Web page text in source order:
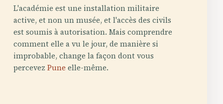
L'académie est une installation militaire
active, et non un musée, et l'accès des civils
est soumis à autorisation. Mais comprendre
comment elle a vu le jour, de manière si
improbable, change la façon dont vous
percevez Pune elle-même.